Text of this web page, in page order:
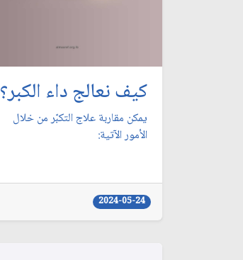
كيف نعالج داء الكبر؟
يمكن مقاربة علاج التكبّر من خلال
الأمور الآتية:
2024-05-24